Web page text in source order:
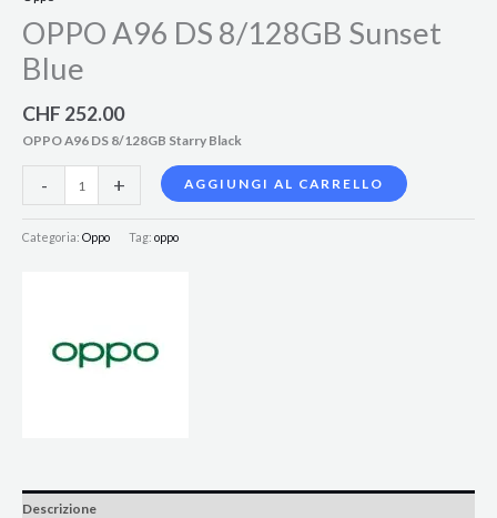
OPPO A96 DS 8/128GB Sunset
Blue
CHF 252.00
OPPO A96 DS 8/128GB Starry Black
- + AGGIUNGI AL CARRELLO
Categoria: Oppo Tag: oppo
Descrizione